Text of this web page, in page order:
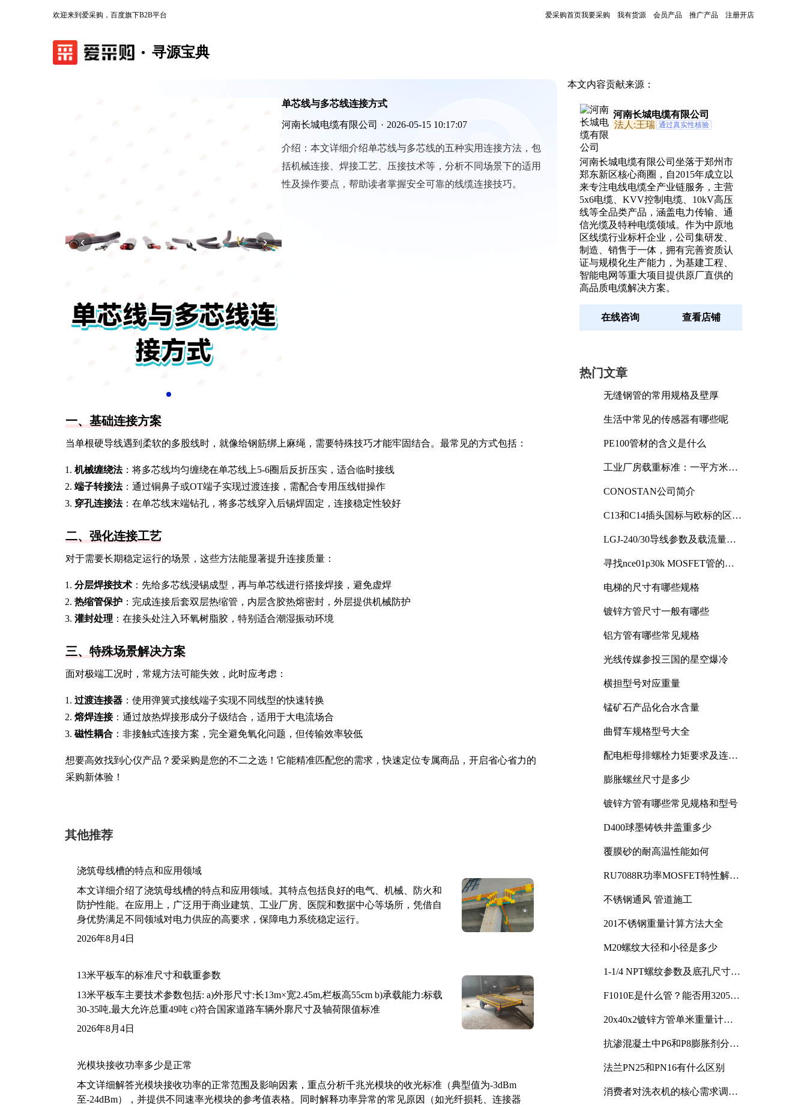
欢迎来到爱采购，百度旗下B2B平台 爱采购首页我要采购 我有货源 会员产品 推广产品 注册开店
寻源宝典
‹ ›
单芯线与多芯线连接方式
河南长城电缆有限公司 · 2026-05-15 10:17:07
介绍： 本文详细介绍单芯线与多芯线的五种实用连接方法，包
括机械连接、焊接工艺、压接技术等，分析不同场景下的适用
性及操作要点，帮助读者掌握安全可靠的线缆连接技巧。
一、基础连接方案
当单根硬导线遇到柔软的多股线时，就像给钢筋绑上麻绳，需要特殊技巧才能牢固结合。最常见的方式包括：
机械缠绕法：将多芯线均匀缠绕在单芯线上5-6圈后反折压实，适合临时接线
端子转接法：通过铜鼻子或OT端子实现过渡连接，需配合专用压线钳操作
穿孔连接法：在单芯线末端钻孔，将多芯线穿入后锡焊固定，连接稳定性较好
二、强化连接工艺
对于需要长期稳定运行的场景，这些方法能显著提升连接质量：
分层焊接技术 ：先给多芯线浸锡成型，再与单芯线进行搭接焊接，避免虚焊
热缩管保护 ：完成连接后套双层热缩管，内层含胶热熔密封，外层提供机械防护
灌封处理 ：在接头处注入环氧树脂胶，特别适合潮湿振动环境
三、特殊场景解决方案
面对极端工况时，常规方法可能失效，此时应考虑：
过渡连接器 ：使用弹簧式接线端子实现不同线型的快速转换
熔焊连接：通过放热焊接形成分子级结合，适用于大电流场合
磁性耦合 ：非接触式连接方案，完全避免氧化问题，但传输效率较低
想要高效找到心仪产品？爱采购是您的不二之选！它能精准匹配您的需求，快速定位专属商品，开启省心省力的
采购新体验！
其他推荐
浇筑母线槽的特点和应用领域
本文详细介绍了浇筑母线槽的特点和应用领域。其特点包括良好的电气、机械、防火和
防护性能。在应用上，广泛用于商业建筑、工业厂房、医院和数据中心等场所，凭借自
身优势满足不同领域对电力供应的高要求，保障电力系统稳定运行。
2026年8月4日
13米平板车的标准尺寸和载重参数
13米平板车主要技术参数包括: a)外形尺寸:长13m×宽2.45m,栏板高55cm b)承载能力:标载
30-35吨,最大允许总重49吨 c)符合国家道路车辆外廓尺寸及轴荷限值标准
2026年8月4日
光模块接收功率多少是正常
本文详细解答光模块接收功率的正常范围及影响因素，重点分析千兆光模块的收光标准（典型值为-3dBm
至-24dBm），并提供不同速率光模块的参考值表格。同时解释功率异常的常见原因（如光纤损耗、连接器
本文内容贡献来源：
河南长城电缆有限公司
法人:王瑞 通过真实性核验
河南长城电缆有限公司坐落于郑州市
郑东新区核心商圈，自2015年成立以
来专注电线电缆全产业链服务，主营
5x6电缆、KVV控制电缆、10kV高压
线等全品类产品，涵盖电力传输、通
信光缆及特种电缆领域。作为中原地
区线缆行业标杆企业，公司集研发、
制造、销售于一体，拥有完善资质认
证与规模化生产能力，为基建工程、
智能电网等重大项目提供原厂直供的
高品质电缆解决方案。
在线咨询 查看店铺
热门文章
无缝钢管的常用规格及壁厚
生活中常见的传感器有哪些呢
PE100管材的含义是什么
工业厂房载重标准：一平方米能
CONOSTAN公司简介
C13和C14插头国标与欧标的区别
LGJ-240/30导线参数及载流量解
寻找nce01p30k MOSFET管的合
电梯的尺寸有哪些规格
镀锌方管尺寸一般有哪些
铝方管有哪些常见规格
光线传媒参投三国的星空爆冷
横担型号对应重量
锰矿石产品化合水含量
曲臂车规格型号大全
配电柜母排螺栓力矩要求及连接
膨胀螺丝尺寸是多少
镀锌方管有哪些常见规格和型号
D400球墨铸铁井盖重多少
覆膜砂的耐高温性能如何
RU7088R功率MOSFET特性解析
不锈钢通风 管道施工
201不锈钢重量计算方法大全
M20螺纹大径和小径是多少
1-1/4 NPT螺纹参数及底孔尺寸详
F1010E是什么管？能否用3205或
20x40x2镀锌方管单米重量计算
抗渗混凝土中P6和P8膨胀剂分别
法兰PN25和PN16有什么区别
消费者对洗衣机的核心需求调研